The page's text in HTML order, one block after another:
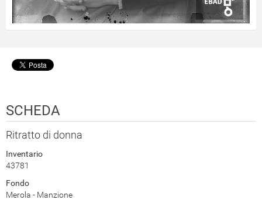
SCHEDA
Ritratto di donna
Inventario
43781
Fondo
Merola - Manzione